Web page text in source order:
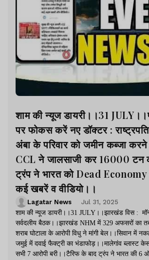
शाम की न्यूज डायरी।।31
पर फोकस करें नए डॉक्टर :
अंबा के परिवार को जमीन कब्जा
CCL ने जालसाजी कर 16000 टन
ट्रंप ने भारत को Dead
कई खबरें व वीडियो।।
Lagatar News
Jul 31, 2025
शाम की न्यूज डायरी।।31 JULY।।झारखंड विस :
सर्वदलीय बैठक।।झारखंड NHM में 329 अफसरों का
शराब घोटाला के आरोपी विधु ने मांगी बेल।।सिवान में
जमुई में दवाई फैक्ट्री का भंडाफोड़।।मालेगांव ब्लास्ट
सभी 7 आरोपी बरी।।टैरिफ के बाद ट्रंप ने भारत की 6